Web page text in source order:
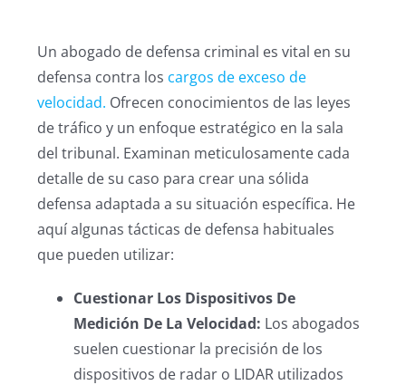
Un abogado de defensa criminal es vital en su
defensa contra los cargos de exceso de
velocidad. Ofrecen conocimientos de las leyes
de tráfico y un enfoque estratégico en la sala
del tribunal. Examinan meticulosamente cada
detalle de su caso para crear una sólida
defensa adaptada a su situación específica. He
aquí algunas tácticas de defensa habituales
que pueden utilizar:
Cuestionar Los Dispositivos De
Medición De La Velocidad: Los abogados
suelen cuestionar la precisión de los
dispositivos de radar o LIDAR utilizados